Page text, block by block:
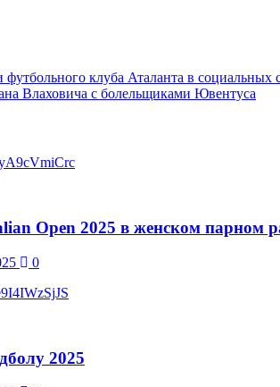
футбольного клуба Аталанта в социальных
Влаховича с болельщиками Ювентуса
Open 2025 в женском парном
0
2025